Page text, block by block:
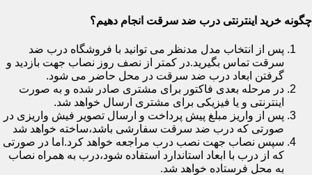
چگونه خرید اینترنتی درب ضد سرقت انجام دهیم؟
پس از انتخاب مدل مدنظر می توانید با فروشگاه درب ضد
سرقت تماس بگیرید.در کمتر از نصف روز نصاب جهت بازدید و
گرفتن ابعاد درب ضد سرقت در محل حاضر می شود.
در مرحله بعدی فاکتور برای مشتری صادر شده و به صورت
اینترنتی و یا فیزیکی برای مشتری ارسال خواهد شد.
پس از واریز مبلغ پیش پرداخت و ارسال تصویر فیش واریزی در
صورتی که درب ضد سرقت سفارشی باشد،ساخته خواهد شد
سپس نصاب جهت نصب درب مراجعه خواهد کرد.اما در صورتی
که از درب با ابعاد استاندارد استفاده شود،درب به همراه نصاب
به محل فرستاده خواهد شد.